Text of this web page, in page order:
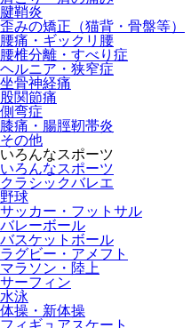
腱鞘炎
歪みの矯正（猫背・骨盤等）
腰痛・ギックリ腰
腰椎分離・すべり症
ヘルニア・狭窄症
坐骨神経痛
股関節痛
側弯症
膝痛・腸脛靭帯炎
その他
いろんなスポーツ
いろんなスポーツ
クラシックバレエ
野球
サッカー・フットサル
バレーボール
バスケットボール
ラグビー・アメフト
マラソン・陸上
サーフィン
水泳
体操・新体操
フィギュアスケート